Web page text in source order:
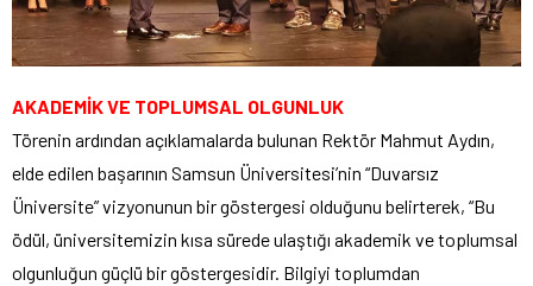
AKADEMİK VE TOPLUMSAL OLGUNLUK
Törenin ardından açıklamalarda bulunan Rektör Mahmut Aydın,
elde edilen başarının Samsun Üniversitesi’nin “Duvarsız
Üniversite” vizyonunun bir göstergesi olduğunu belirterek, “Bu
ödül, üniversitemizin kısa sürede ulaştığı akademik ve toplumsal
olgunluğun güçlü bir göstergesidir. Bilgiyi toplumdan